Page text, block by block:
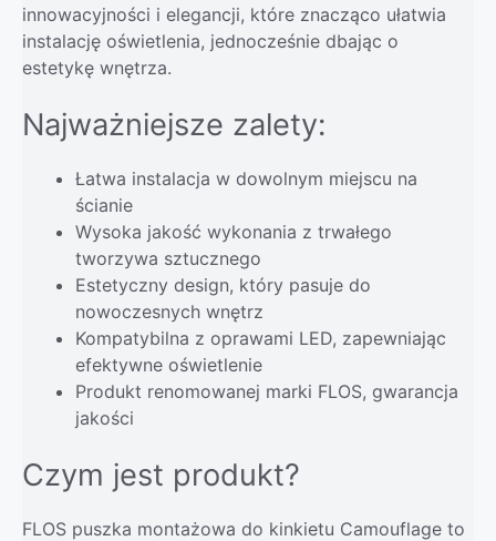
innowacyjności i elegancji, które znacząco ułatwia
instalację oświetlenia, jednocześnie dbając o
estetykę wnętrza.
Najważniejsze zalety:
Łatwa instalacja w dowolnym miejscu na
ścianie
Wysoka jakość wykonania z trwałego
tworzywa sztucznego
Estetyczny design, który pasuje do
nowoczesnych wnętrz
Kompatybilna z oprawami LED, zapewniając
efektywne oświetlenie
Produkt renomowanej marki FLOS, gwarancja
jakości
Czym jest produkt?
FLOS puszka montażowa do kinkietu Camouflage to